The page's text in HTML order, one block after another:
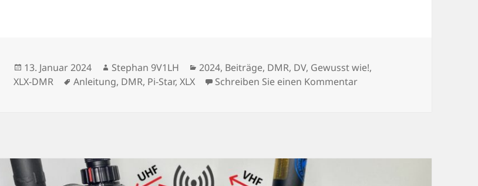
Veröffentlicht
am
13. Januar 2024 Autor
Stephan 9V1LH Kategorien
2024, Beiträge, DMR, DV, Gewusst wie!,
XLX-DMR
Schlagwörter
Anleitung, DMR, Pi-Star,XLX Schreiben Sie einen Kommentarzu XLX-Zugang mit Pi-Star